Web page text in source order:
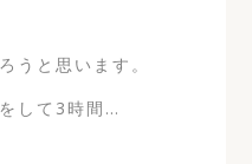
うと思います。
して3時間…